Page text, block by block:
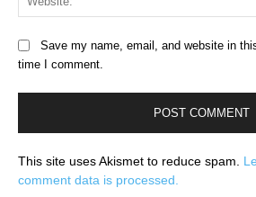
Save my name, email, and website in
time I comment.
This site uses Akismet to reduce spam.
comment data is processed.